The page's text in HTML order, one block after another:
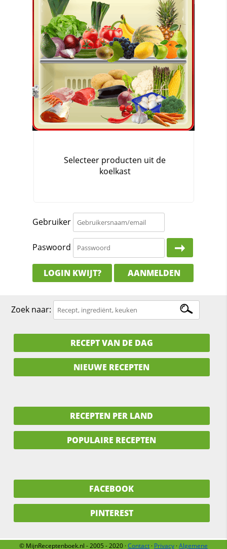
Gebruiker
Paswoord
LOGIN KWIJT? AANMELDEN
Zoek naar:
RECEPT VAN DE DAG
NIEUWE RECEPTEN
RECEPTEN PER LAND
POPULAIRE RECEPTEN
FACEBOOK
PINTEREST
© MijnReceptenboek.nl - 2005 - 2020 ·Contact · Privacy ·Algemene